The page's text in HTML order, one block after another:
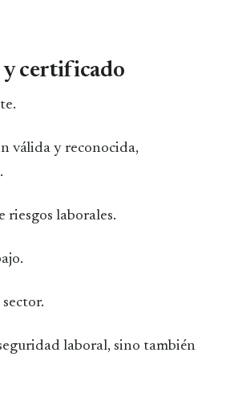
y certificado
válida y reconocida,
laborales.
laboral, sino también